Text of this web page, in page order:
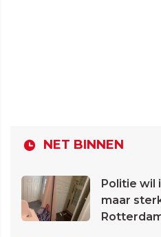
NET BINNEN
Politie wil
maar